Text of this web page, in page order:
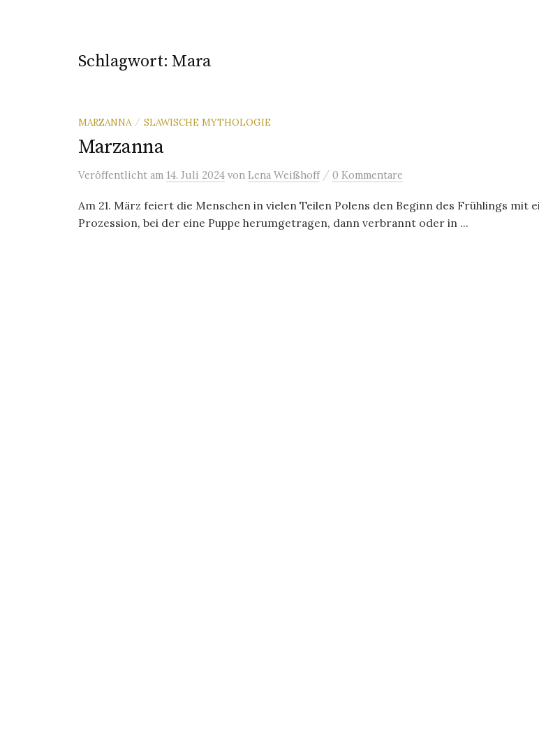
Schlagwort: Mara
MARZANNA / SLAWISCHE MYTHOLOGIE
Marzanna
Veröffentlicht am 14. Juli 2024 von Lena Weißhoff / 0 Kommentare
Am 21. März feiert die Menschen in vielen Teilen Polens den Beginn des Frühlings mit
Prozession, bei der eine Puppe herumgetragen, dann verbrannt oder in ...